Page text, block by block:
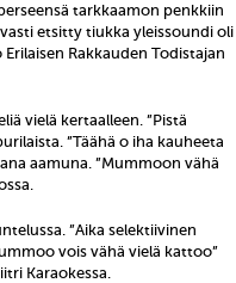
tarkkaamon penkkiin
etsitty tiukka yleissoundi oli
Rakkauden Todistajan
vielä kertaalleen. ”Pistä
”Täähä o iha kauheeta
aamuna. ”Mummoon vähä
”Aika selektiivinen
vois vähä vielä kattoo”
Karaokessa.